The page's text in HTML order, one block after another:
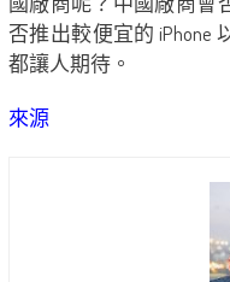
否推出較便宜的 iPhone
都讓人期待。
來源